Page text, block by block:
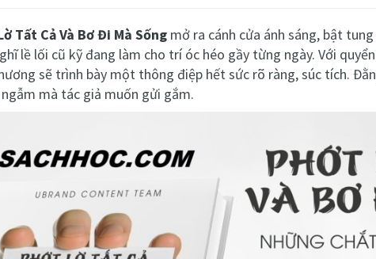
Tất Cả Và Bơ Đi Mà Sống mở ra cánh cửa ánh sáng, bật
lề lối cũ kỹ đang làm cho trí óc héo gầy từng ngày. Với
sẽ trình bày một thông điệp hết sức rõ ràng, súc tích.
mà tác giả muốn gửi gắm.